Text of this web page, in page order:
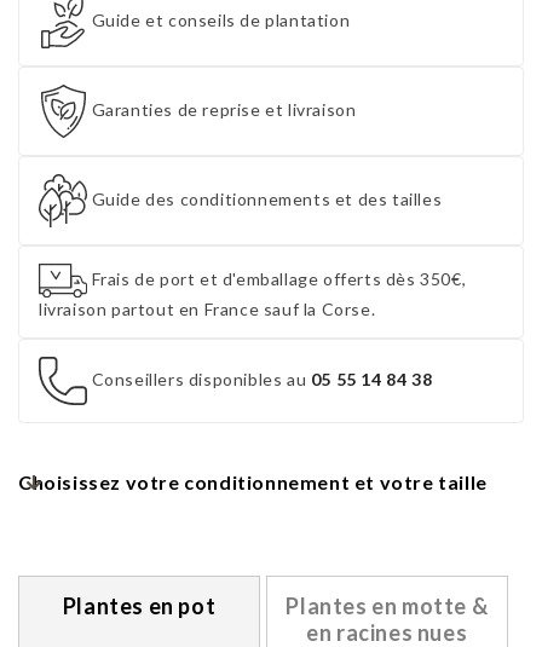
Guide et conseils de plantation
Garanties de reprise et livraison
Guide des conditionnements et des tailles
Frais de port et d'emballage offerts dès 350€,
livraison partout en France sauf la Corse.
Conseillers disponibles au 05 55 14 84 38
Choisissez votre conditionnement et votre taille
Plantes en pot
Plantes en motte &
en racines nues